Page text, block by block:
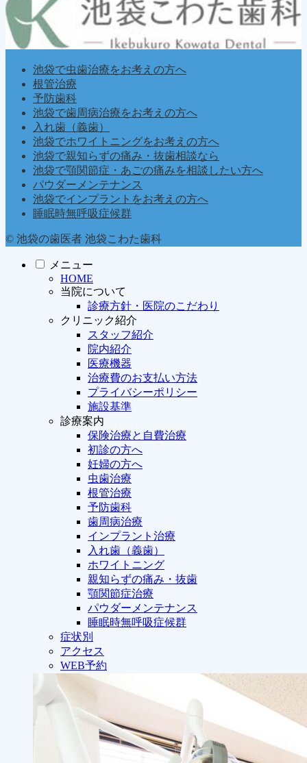
池袋で虫歯治療をお考えの方へ
根管治療
予防歯科
池袋で歯周病治療をお考えの方へ
入れ歯（義歯）
池袋でホワイトニングをお考えの方へ
池袋で親知らずの痛み・抜歯相談なら
池袋で顎関節症・あごの痛みを相談したい方へ
パウダーメンテナンス
池袋でインプラントをお考えの方へ
睡眠時無呼吸症候群
© 池袋の歯医者 池袋こわた歯科
メニュー
HOME
当院について
診療方針・医院のこだわり
クリニック紹介
スタッフ紹介
院内紹介
医療機器
治療費のお支払い方法
プライバシーポリシー
施設基準
診療案内
保険治療と自費治療
初診の方へ
妊婦の方へ
虫歯治療
根管治療
予防歯科
歯周病治療
インプラント治療
入れ歯（義歯）
ホワイトニング
親知らずの痛み・抜歯
顎関節症治療
パウダーメンテナンス
睡眠時無呼吸症候群
症状別
アクセス
WEB予約